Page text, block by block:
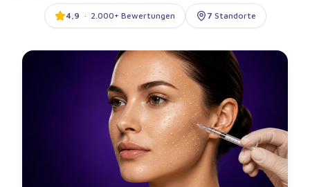
4,9 · 2.000+ Bewertungen 7 Standorte